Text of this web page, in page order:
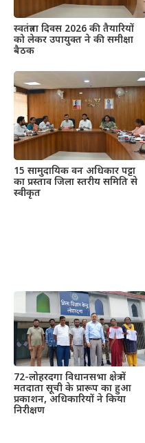
स्वतंत्रता दिवस 2026 की तैयारियों
को लेकर उपायुक्त ने की समीक्षा
बैठक
15 सामुदायिक वन अधिकार पट्टा
का प्रस्ताव जिला स्तरीय समिति से
स्वीकृत
72-लोहरदगा विधानसभा क्षेत्र में
मतदाता सूची के प्रारूप का हुआ
प्रकाशन, अधिकारियों ने किया
निरीक्षण